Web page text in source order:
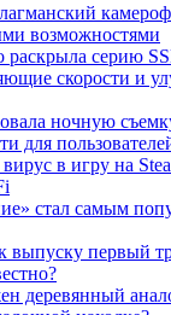
возможностями
раскрыла серию
скорости и
ночную
для
в игру на
стал самым
выпуску первый
деревянный